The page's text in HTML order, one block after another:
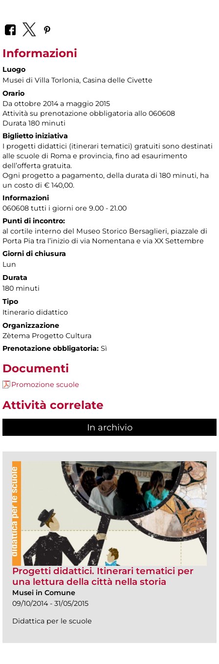
Informazioni
Luogo
Musei di Villa Torlonia, Casina delle Civette
Orario
Da ottobre 2014 a maggio 2015
Attività su prenotazione obbligatoria allo 060608
Durata 180 minuti
Biglietto iniziativa
I progetti didattici (itinerari tematici) gratuiti sono destinati
alle scuole di Roma e provincia, fino ad esaurimento
dell’offerta gratuita.
Ogni progetto a pagamento, della durata di 180 minuti, ha
un costo di € 140,00.
Informazioni
060608 tutti i giorni ore 9.00 - 21.00
Punti di incontro:
al cortile interno del Museo Storico Bersaglieri, piazzale di
Porta Pia tra l’inizio di via Nomentana e via XX Settembre
Giorni di chiusura
Lun
Durata
180 minuti
Tipo
Itinerario didattico
Organizzazione
Zètema Progetto Cultura
Prenotazione obbligatoria: Sì
Documenti
Promozione scuole
Attività correlate
In archivio
Progetti didattici. Itinerari tematici per
una lettura della città nella storia
Musei in Comune
09/10/2014 - 31/05/2015
Didattica per le scuole